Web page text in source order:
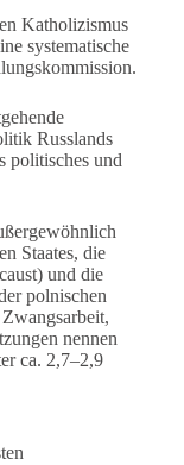
Katholizismus
systematische
Russlands
politisches und
Staates, die
und die
polnischen
nennen
ca. 2,7–2,9